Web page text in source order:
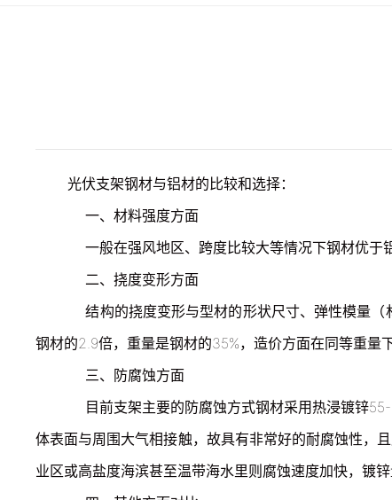
光伏支架钢材与铝材的比较和选择：
一、材料强度方面
一般在强风地区、跨度比较大等情况下钢材优于
二、挠度变形方面
结构的挠度变形与型材的形状尺寸、弹性模量（
钢材的2.9倍，重量是钢材的35%，造价方面在同等重量
三、防腐蚀方面
目前支架主要的防腐蚀方式钢材采用热浸镀锌
体表面与周围大气相接触，故具有非常好的耐腐蚀性，
业区或高盐度海滨甚至温带海水里则腐蚀速度加快，镀